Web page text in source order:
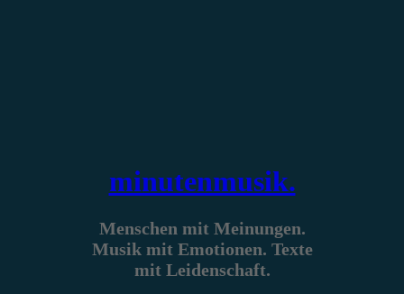
minutenmusik.
Menschen mit Meinungen.
Musik mit Emotionen. Texte
mit Leidenschaft.